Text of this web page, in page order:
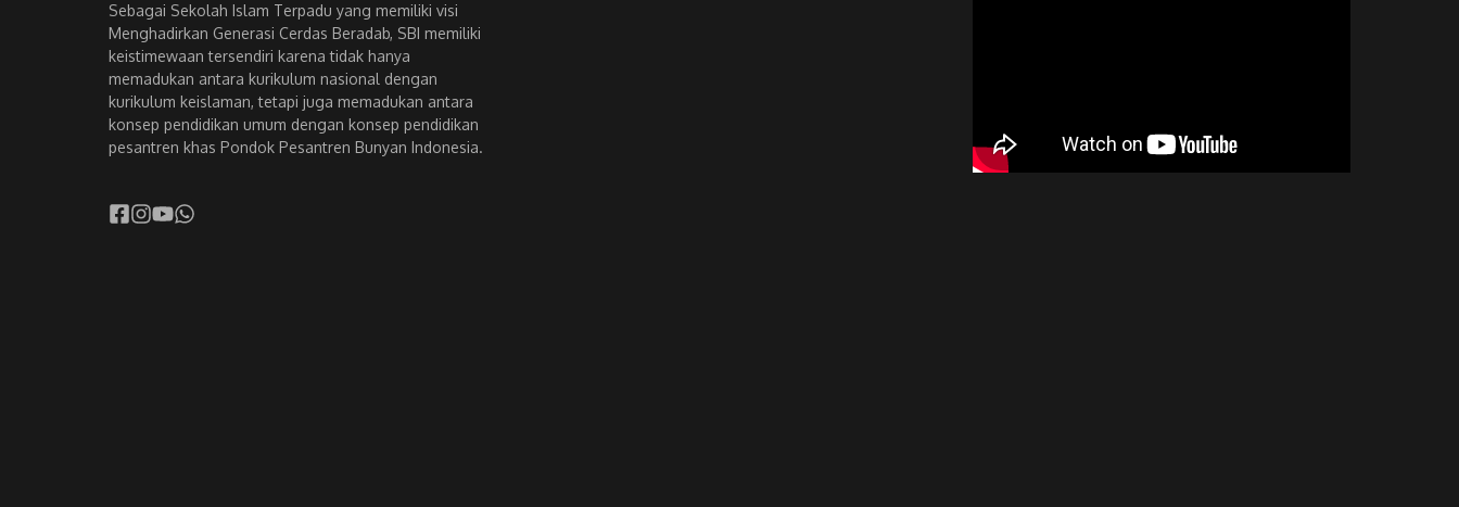
Sebagai Sekolah Islam Terpadu yang memiliki visi
Menghadirkan Generasi Cerdas Beradab, SBI memiliki
keistimewaan tersendiri karena tidak hanya
memadukan antara kurikulum nasional dengan
kurikulum keislaman, tetapi juga memadukan antara
konsep pendidikan umum dengan konsep pendidikan
pesantren khas Pondok Pesantren Bunyan Indonesia.